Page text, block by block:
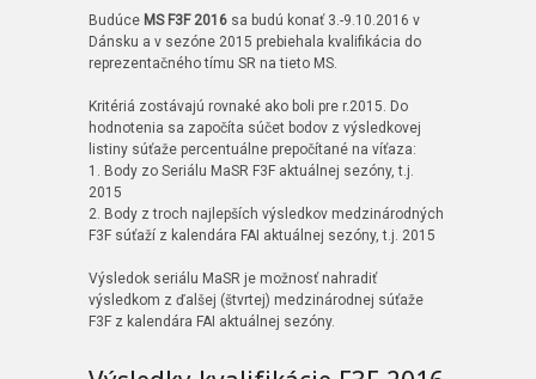
Budúce MS F3F 2016 sa budú konať 3.-9.10.2016 v
Dánsku a v sezóne 2015 prebiehala kvalifikácia do
reprezentačného tímu SR na tieto MS.
Kritériá zostávajú rovnaké ako boli pre r.2015. Do
hodnotenia sa započíta súčet bodov z výsledkovej
listiny súťaže percentuálne prepočítané na víťaza:
1. Body zo Seriálu MaSR F3F aktuálnej sezóny, t.j.
2015
2. Body z troch najlepších výsledkov medzinárodných
F3F súťaží z kalendára FAI aktuálnej sezóny, t.j. 2015
Výsledok seriálu MaSR je možnosť nahradiť
výsledkom z ďalšej (štvrtej) medzinárodnej súťaže
F3F z kalendára FAI aktuálnej sezóny.